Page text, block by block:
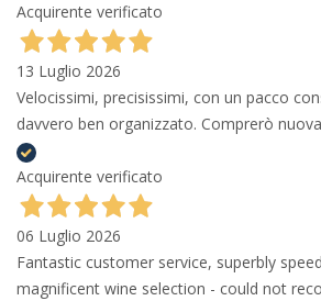
Acquirente verificato
13 Luglio 2026
Velocissimi, precisissimi, con un pacco
davvero ben organizzato. Comprerò
Acquirente verificato
06 Luglio 2026
Fantastic customer service, superbly
magnificent wine selection - could not